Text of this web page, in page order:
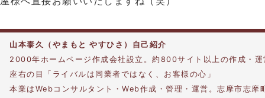
山本泰久（やまもと やすひさ）自己紹介
2000年ホームページ作成会社設立。約800サイト以上の作成・運
座右の目「ライバルは同業者ではなく、お客様の心」
本業はWebコンサルタント・Web作成・管理・運営。志摩市志摩